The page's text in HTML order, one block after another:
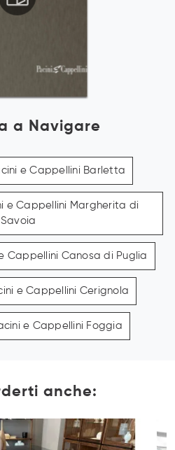
a Navigare
e Cappellini Barletta
e Cappellini Margherita di
Savoia
Cappellini Canosa di Puglia
e Cappellini Cerignola
e Cappellini Foggia
anche: